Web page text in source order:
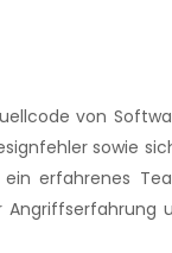
von
sowie
erfahrenes
Angriffserfahrung